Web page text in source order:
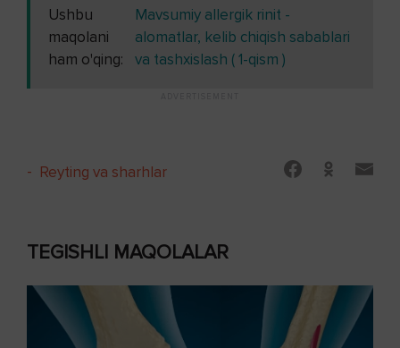
Ushbu
maqolani
ham o'qing:
Mavsumiy allergik rinit -
alomatlar, kelib chiqish sabablari
va tashxislash ( 1-qism )
- Reyting va sharhlar
TEGISHLI MAQOLALAR